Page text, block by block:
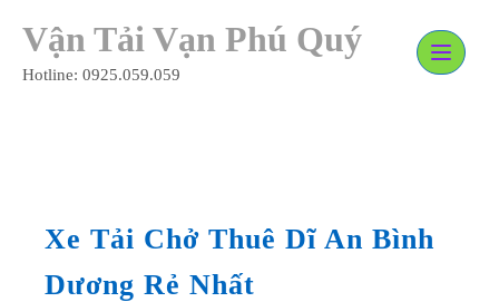
content
Vận Tải Vạn Phú Quý
Hotline: 0925.059.059
Xe Tải Chở Thuê Dĩ An Bình
Dương Rẻ Nhất